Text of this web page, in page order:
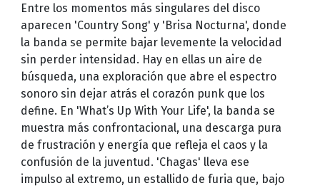
Entre los momentos más singulares del disco
aparecen 'Country Song' y 'Brisa Nocturna', donde
la banda se permite bajar levemente la velocidad
sin perder intensidad. Hay en ellas un aire de
búsqueda, una exploración que abre el espectro
sonoro sin dejar atrás el corazón punk que los
define. En 'What’s Up With Your Life', la banda se
muestra más confrontacional, una descarga pura
de frustración y energía que refleja el caos y la
confusión de la juventud. 'Chagas' lleva ese
impulso al extremo, un estallido de furia que, bajo